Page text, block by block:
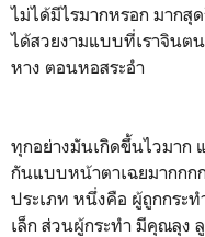
ไม่ได้มีไรมากหรอก มาก
ได้สวยงามแบบที่เราจินต
หาง ตอนหอสระอำ
ทุกอย่างมันเกิดขึ้นไวมาก
กันแบบหน้าตาเฉยมากกก
ประเภท หนึ่งคือ ผู้ถูกกระ
เล็ก ส่วนผู้กระทำ มีคุณลุง